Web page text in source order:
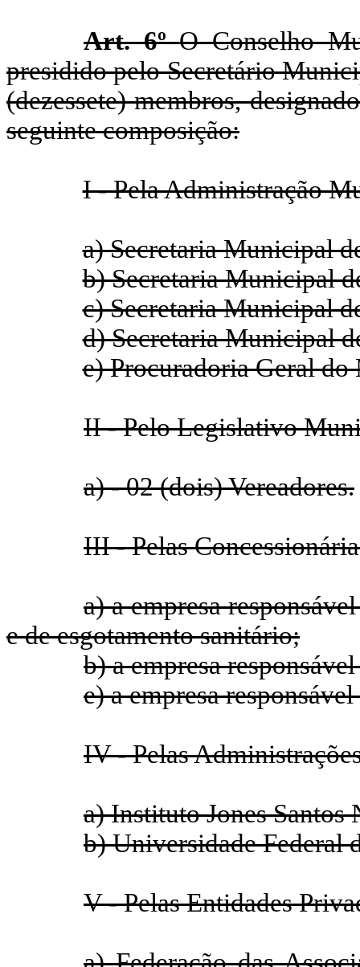
Art. 6ºO Conselho
presidido pelo Secretário
(dezessete) membros,
seguinte composição:
I - Pela Administração
a) Secretaria Municipal
b) Secretaria Municipal
c) Secretaria Municipal
d) Secretaria Municipal
e) Procuradoria Geral
II - Pelo Legislativo
a) - 02 (dois) Vereadores.
III - Pelas
a) a empresa
e de esgotamento sanitário;
b) a empresa
e) a empresa
IV - Pelas
a) Instituto Jones Santos
b) Universidade Federal
V - Pelas Entidades